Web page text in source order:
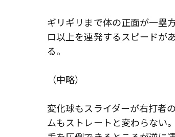
ギリギリまで体の正面が一塁
ロ以上を連発するスピードが
る。
（中略）
変化球もスライダーが右打者
ムもストレートと変わらない